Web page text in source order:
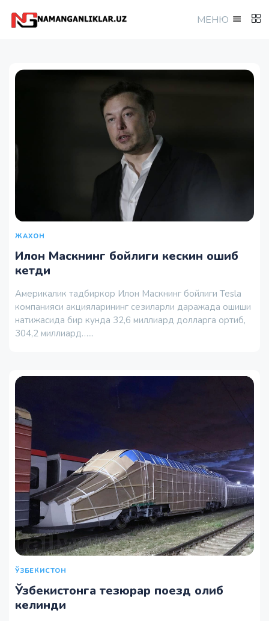
МEНЮ
ЖАХОН
Илон Маскнинг бойлиги кескин ошиб
кетди
Америкалик тадбиркор Илон Маскнинг бойлиги Tesla
компанияси акцияларининг сезиларли даражада ошиши
натижасида бир кунда 32,6 миллиард долларга ортиб,
304,2 миллиард…...
ЎЗБЕКИСТОН
Ўзбекистонга тезюрар поезд олиб
келинди